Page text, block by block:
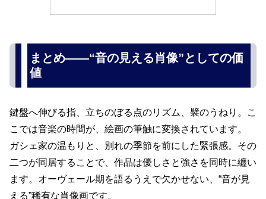
まとめ――“音の見える肖像”としての価
値
鍵盤へ伸びる指、立ちのぼる点のリズム、襞のうねり。こ
こでは音楽の時間が、絵画の筆触に変換されています。
ガシェ家の温もりと、別れの季節を前にした緊張感。その
二つが同居することで、作品は優しさと強さを同時に纏い
ます。オーヴェール期を語るうえで欠かせない、“音が見
える”稀有な肖像画です。